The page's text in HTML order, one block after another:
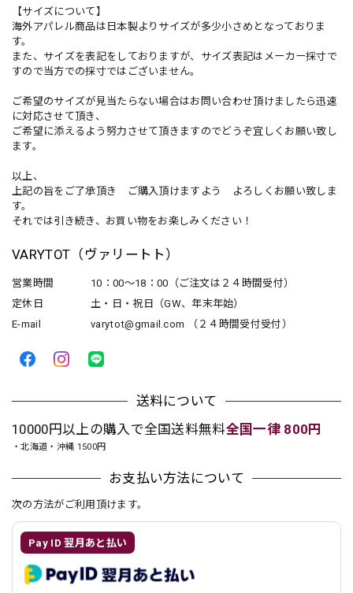
【サイズについて】
海外アパレル商品は日本製よりサイズが多少小さめとなっておりま
す。
また、サイズを表記をしておりますが、サイズ表記はメーカー採寸で
すので当方での採寸ではございません。
ご希望のサイズが見当たらない場合はお問い合わせ頂けましたら迅速
に対応させて頂き、
ご希望に添えるよう努力させて頂きますのでどうぞ宜しくお願い致し
ます。
以上、
上記の旨をご了承頂き ご購入頂けますよう よろしくお願い致しま
す。
それでは引き続き、お買い物をお楽しみください！
VARYTOT（ヴァリートト）
営業時間
10：00〜18：00（ご注文は２４時間受付）
定休日
土・日・祝日（GW、年末年始）
E-mail
varytot@gmail.com （２４時間受付受付）
送料について
10000円以上の購入で全国送料無料全国一律 800円
・北海道・沖縄 1500円
お支払い方法について
次の方法がご利用頂けます。
Pay ID 翌月あと払い